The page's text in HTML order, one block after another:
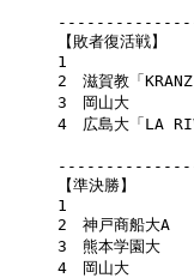
【敗者復活戦】
1
2　滋賀教「KRANZ」	2	７’５４”
3　岡山大		1	７’３９”５６
4　広島大「LA RIVIRERE
【準決勝】
1
2　神戸商船大A		3	７’５７”５０
3　熊本学園大		1	７’２８”８４
4　岡山大		2	７’３１”４０